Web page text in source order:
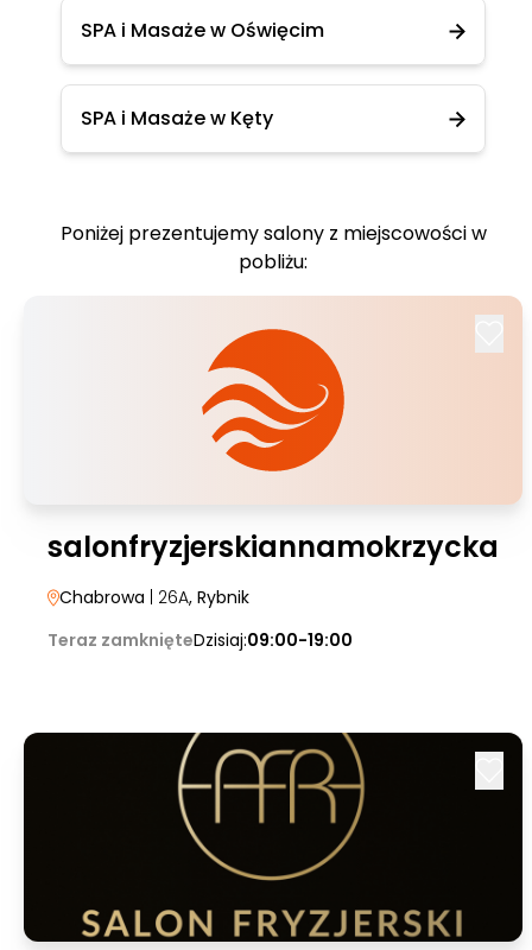
SPA i Masaże w Oświęcim
SPA i Masaże w Kęty
Poniżej prezentujemy salony z miejscowości w
pobliżu:
salonfryzjerskiannamokrzycka
Chabrowa | 26A, Rybnik
Teraz zamknięteDzisiaj:09:00-19:00